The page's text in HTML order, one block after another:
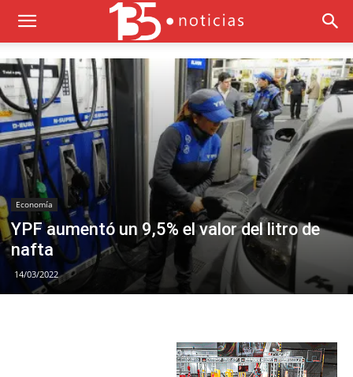
Economía
YPF aumentó un 9,5% el valor del litro de
nafta
14/03/2022